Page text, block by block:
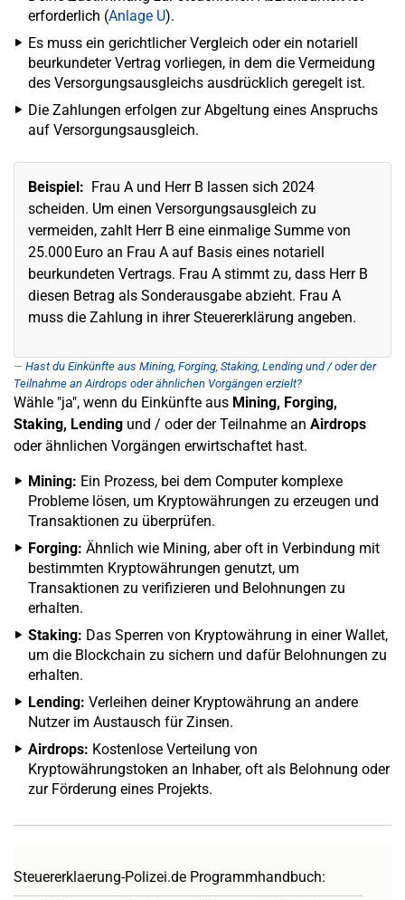
erforderlich (Anlage U).
Es muss ein gerichtlicher Vergleich oder ein notariell
beurkundeter Vertrag vorliegen, in dem die Vermeidung
des Versorgungsausgleichs ausdrücklich geregelt ist.
Die Zahlungen erfolgen zur Abgeltung eines Anspruchs
auf Versorgungsausgleich.
Beispiel: Frau A und Herr B lassen sich 2024
scheiden. Um einen Versorgungsausgleich zu
vermeiden, zahlt Herr B eine einmalige Summe von
25.000 Euro an Frau A auf Basis eines notariell
beurkundeten Vertrags. Frau A stimmt zu, dass Herr B
diesen Betrag als Sonderausgabe abzieht. Frau A
muss die Zahlung in ihrer Steuererklärung angeben.
Hast du Einkünfte aus Mining, Forging, Staking, Lending und / oder der
Teilnahme an Airdrops oder ähnlichen Vorgängen erzielt?
Wähle "ja", wenn du Einkünfte aus Mining, Forging,
Staking, Lending und / oder der Teilnahme an Airdrops
oder ähnlichen Vorgängen erwirtschaftet hast.
Mining: Ein Prozess, bei dem Computer komplexe
Probleme lösen, um Kryptowährungen zu erzeugen und
Transaktionen zu überprüfen.
Forging: Ähnlich wie Mining, aber oft in Verbindung mit
bestimmten Kryptowährungen genutzt, um
Transaktionen zu verifizieren und Belohnungen zu
erhalten.
Staking: Das Sperren von Kryptowährung in einer Wallet,
um die Blockchain zu sichern und dafür Belohnungen zu
erhalten.
Lending: Verleihen deiner Kryptowährung an andere
Nutzer im Austausch für Zinsen.
Airdrops: Kostenlose Verteilung von
Kryptowährungstoken an Inhaber, oft als Belohnung oder
zur Förderung eines Projekts.
Steuererklaerung-Polizei.de Programmhandbuch: